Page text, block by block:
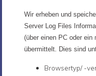
Wir erheben und
Server Log Files
(über einen PC oder ein
übermittelt. Dies sind
Browsertyp/ -